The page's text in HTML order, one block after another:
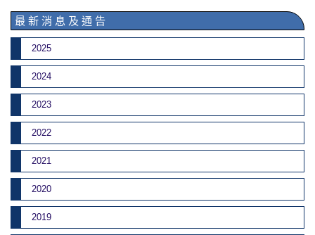
最 新 消 息 及 通 告
2025
2024
2023
2022
2021
2020
2019